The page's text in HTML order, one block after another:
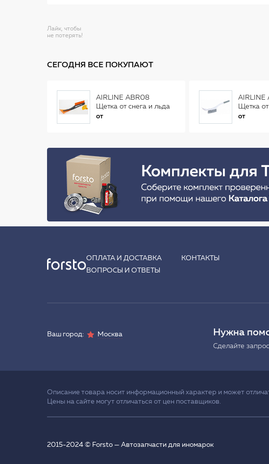
Лайк, чтобы
не потерять!
СЕГОДНЯ ВСЕ ПОКУПАЮТ
AIRLINE ABR08
Щетка от снега и льда
(34 см)
от
AIRLINE
Щетка
от
ОПЛАТА И ДОСТАВКА
КОНТАКТЫ
ВОПРОСЫ И ОТВЕТЫ
Ваш город: Москва Нужна
Сделайте
Описание товара носит информационный характер и может
Цены на сайте могут отличаться от цен поставщиков.
2015-2024 © Forsto — Автозапчасти для иномарок